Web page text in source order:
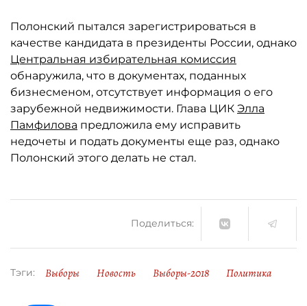
Полонский пытался зарегистрироваться в
качестве кандидата в президенты России, однако
Центральная избирательная комиссия
обнаружила, что в документах, поданных
бизнесменом, отсутствует информация о его
зарубежной недвижимости. Глава ЦИК Элла
Памфилова предложила ему исправить
недочеты и подать документы еще раз, однако
Полонский этого делать не стал.
Поделиться:
Тэги: Выборы Новость Выборы-2018 Политика